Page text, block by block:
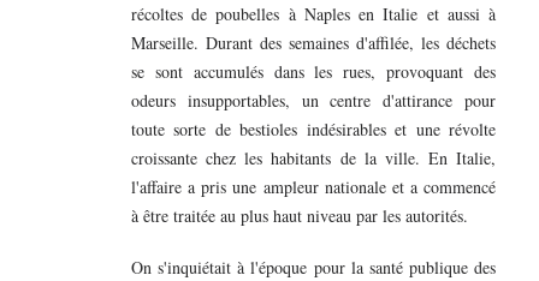
récoltes de poubelles à Naples en Italie et aussi à
Marseille. Durant des semaines d'affilée, les déchets
se sont accumulés dans les rues, provoquant des
odeurs insupportables, un centre d'attirance pour
toute sorte de bestioles indésirables et une révolte
croissante chez les habitants de la ville. En Italie,
l'affaire a pris une ampleur nationale et a commencé
à être traitée au plus haut niveau par les autorités.
On s'inquiétait à l'époque pour la santé publique des